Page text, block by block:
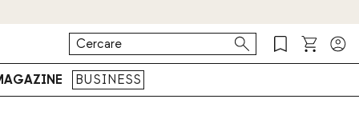
BUSINESS